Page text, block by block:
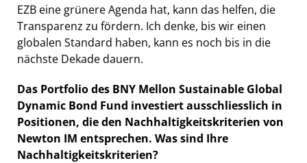
EZB eine grünere Agenda hat, kann das helfen, die
Transparenz zu fördern. Ich denke, bis wir einen
globalen Standard haben, kann es noch bis in die
nächste Dekade dauern.
Das Portfolio des BNY Mellon Sustainable Global
Dynamic Bond Fund investiert ausschliesslich in
Positionen, die den Nachhaltigkeitskriterien von
Newton IM entsprechen. Was sind Ihre
Nachhaltigkeitskriterien?